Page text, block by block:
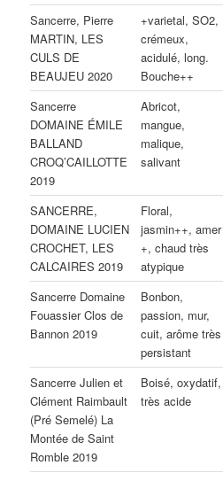
Sancerre, Pierre
MARTIN, LES
CULS DE
BEAUJEU 2020
+varietal, SO2,
crémeux,
acidulé, long.
Bouche++
Sancerre
DOMAINE ÉMILE
BALLAND
CROQ’CAILLOTTE
2019
Abricot,
mangue,
malique,
salivant
SANCERRE,
DOMAINE LUCIEN
CROCHET, LES
CALCAIRES 2019
Floral,
jasmin++, amer
+, chaud très
atypique
Sancerre Domaine
Fouassier Clos de
Bannon 2019
Bonbon,
passion, mur,
cuit, arôme très
persistant
Sancerre Julien et
Clément Raimbault
(Pré Semelé) La
Montée de Saint
Romble 2019
Boisé, oxydatif,
très acide